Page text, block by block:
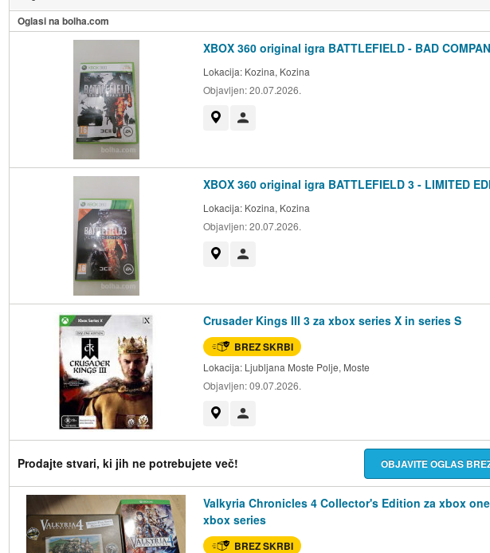
Oglasi na bolha.com
XBOX 360 original igra BATTLEFIELD - BAD
Lokacija: Kozina, Kozina
Objavljen:20.07.2026.
XBOX 360 original igra BATTLEFIELD 3 - LIMITED
Lokacija: Kozina, Kozina
Objavljen:20.07.2026.
Crusader Kings III 3 za xbox series X in series S
BREZ SKRBI
Lokacija: Ljubljana Moste Polje, Moste
Objavljen:09.07.2026.
Prodajte stvari, ki jih ne potrebujete več! OBJAVITE OGLAS
Valkyria Chronicles 4 Collector's Edition za xbox
xbox series
BREZ SKRBI